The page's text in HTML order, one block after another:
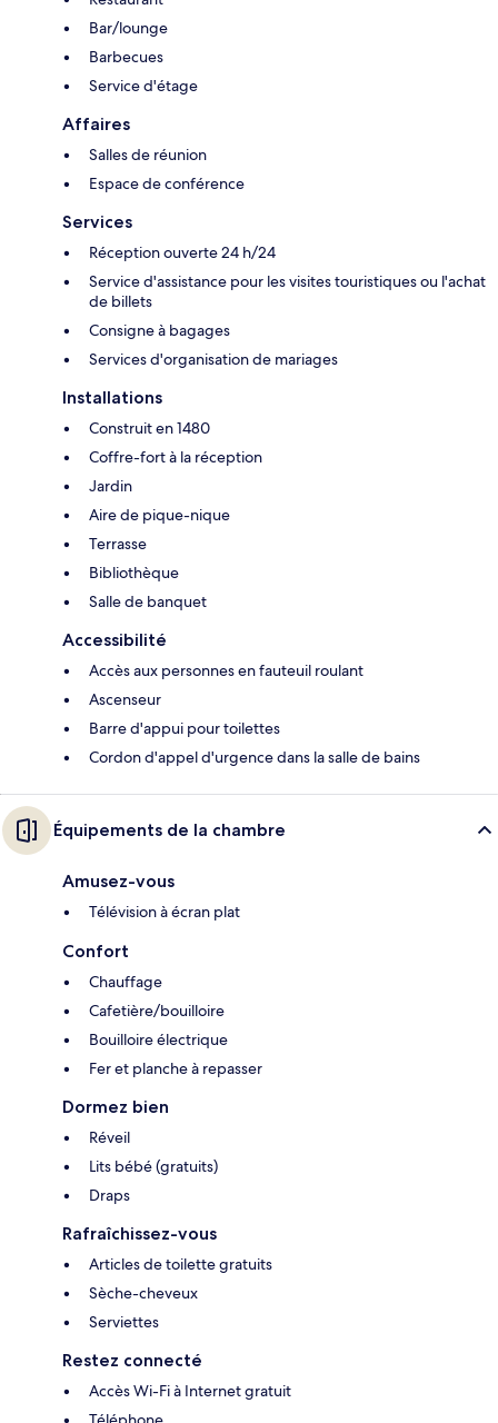
Bar/lounge
Barbecues
Service d'étage
Affaires
Salles de réunion
Espace de conférence
Services
Réception ouverte 24 h/24
Service d'assistance pour les visites touristiques ou l'achat
de billets
Consigne à bagages
Services d'organisation de mariages
Installations
Construit en 1480
Coffre-fort à la réception
Jardin
Aire de pique-nique
Terrasse
Bibliothèque
Salle de banquet
Accessibilité
Accès aux personnes en fauteuil roulant
Ascenseur
Barre d'appui pour toilettes
Cordon d'appel d'urgence dans la salle de bains
Équipements de la chambre
Amusez-vous
Télévision à écran plat
Confort
Chauffage
Cafetière/bouilloire
Bouilloire électrique
Fer et planche à repasser
Dormez bien
Réveil
Lits bébé (gratuits)
Draps
Rafraîchissez-vous
Articles de toilette gratuits
Sèche-cheveux
Serviettes
Restez connecté
Accès Wi-Fi à Internet gratuit